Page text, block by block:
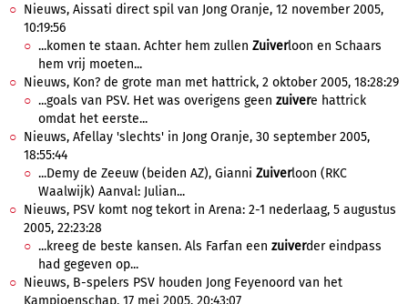
Nieuws, Aissati direct spil van Jong Oranje, 12 november 2005,
10:19:56
...komen te staan. Achter hem zullen Zuiverloon en Schaars
hem vrij moeten...
Nieuws, Kon? de grote man met hattrick, 2 oktober 2005, 18:28:29
...goals van PSV. Het was overigens geen zuivere hattrick
omdat het eerste...
Nieuws, Afellay 'slechts' in Jong Oranje, 30 september 2005,
18:55:44
...Demy de Zeeuw (beiden AZ), Gianni Zuiverloon (RKC
Waalwijk) Aanval: Julian...
Nieuws, PSV komt nog tekort in Arena: 2-1 nederlaag, 5 augustus
2005, 22:23:28
...kreeg de beste kansen. Als Farfan een zuiverder eindpass
had gegeven op...
Nieuws, B-spelers PSV houden Jong Feyenoord van het
Kampioenschap, 17 mei 2005, 20:43:07